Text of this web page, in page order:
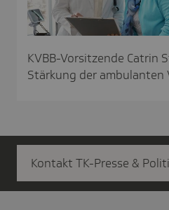
KVBB-Vorsitzende Catrin
Stärkung der ambulanten
Kontakt TK-Presse &